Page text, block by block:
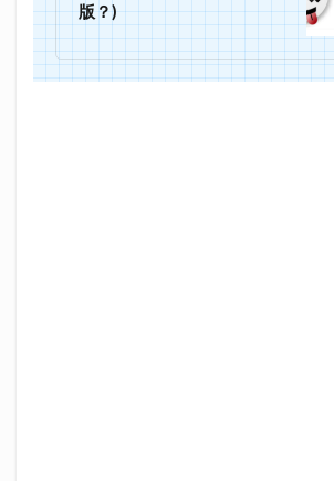
版？)